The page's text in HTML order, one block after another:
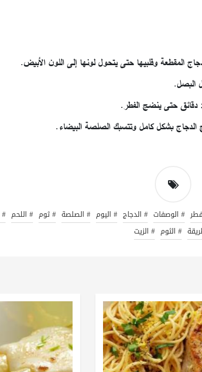
المقطعة وقلبيها حتى يتحول لونها إلى اللون الأبيض.
البصل.
# الوصفات # الدجاج # اليوم # الصلصة # ثوم # اللحم #
# الثوم # الزيت